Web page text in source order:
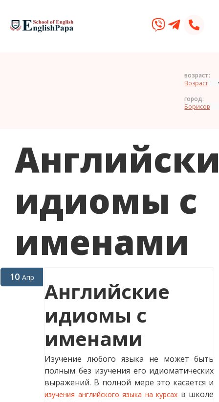
возраст:
город:
идиомы с
именами
10 Апр
Английские
идиомы с
именами
Изучение любого языка не может быть
полным без изучения его идиоматических
выражений. В полной мере это касается и
изучения английского языка на курсах в школе